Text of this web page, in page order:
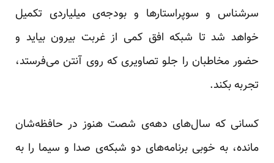
سرشناس و سوپراستارها و بودجه‌ی میلیاردی تکمیل
خواهد شد تا شبکه افق کمی از غربت بیرون بیاید و
حضور مخاطبان را جلو تصاویری که روی آنتن می‌فرستد،
تجربه بکند.
کسانی که سال‌های دهه‌ی شصت هنوز در حافظه‌شان
مانده، به خوبی برنامه‌های دو شبکه‌ی صدا و سیما را به